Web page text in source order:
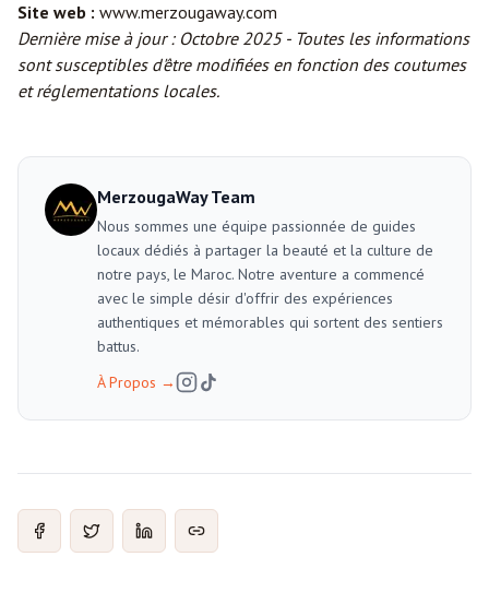
Site web : www.merzougaway.com
Dernière mise à jour : Octobre 2025 - Toutes les informations
sont susceptibles d'être modifiées en fonction des coutumes
et réglementations locales.
MerzougaWay Team
Nous sommes une équipe passionnée de guides
locaux dédiés à partager la beauté et la culture de
notre pays, le Maroc. Notre aventure a commencé
avec le simple désir d'offrir des expériences
authentiques et mémorables qui sortent des sentiers
battus.
À Propos →